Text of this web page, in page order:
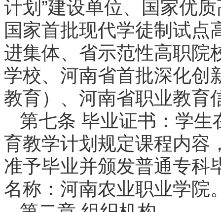
计划”建设单位、国家优
国家首批现代学徒制试
进集体、省示范性高职院
学校、河南省首批深化创
教育）、河南省职业教育
第七条 毕业证书：学
育教学计划规定课程内容
准予毕业并颁发普通专科
名称：河南农业职业学院